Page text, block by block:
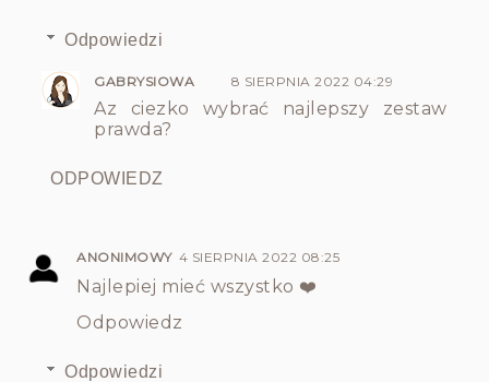
Odpowiedzi
GABRYSIOWA 8 SIERPNIA 2022 04:29
Az ciezko wybrać najlepszy zestaw
prawda?
ODPOWIEDZ
ANONIMOWY 4 SIERPNIA 2022 08:25
Najlepiej mieć wszystko ❤️
Odpowiedz
Odpowiedzi